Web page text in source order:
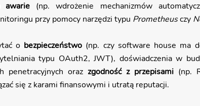
awarie (np. wdrożenie mechanizmów
przy pomocy narzędzi typu Prometheus czy
o bezpieczeństwo (np. czy software house ma
typu OAuth2, JWT), doświadczenia w
penetracyjnych oraz zgodność z przepisami (np.
się z karami finansowymi i utratą reputacji.